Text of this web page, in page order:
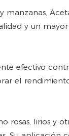
manzanas,
y un
efectivo
el
rosas, lirios y